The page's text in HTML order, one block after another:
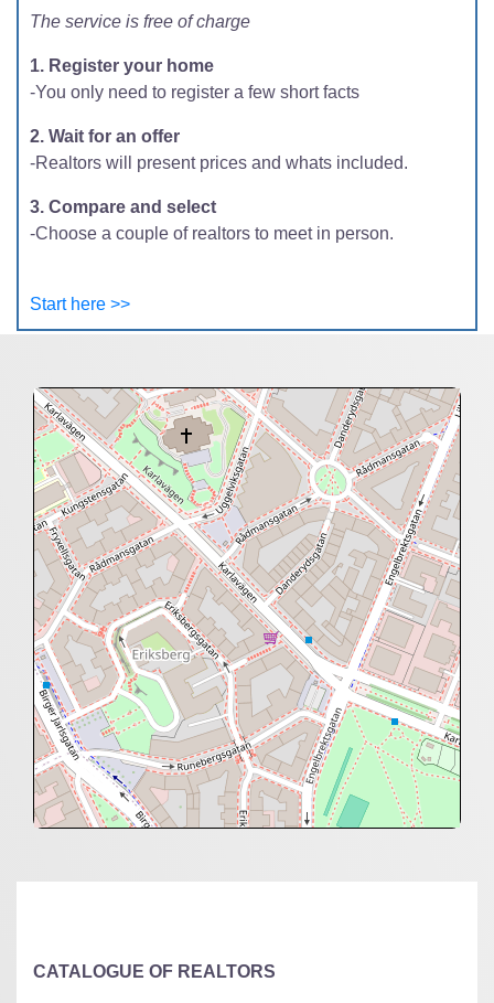
The service is free of charge
1. Register your home
-You only need to register a few short facts
2. Wait for an offer
-Realtors will present prices and whats included.
3. Compare and select
-Choose a couple of realtors to meet in person.
Start here >>
CATALOGUE OF REALTORS